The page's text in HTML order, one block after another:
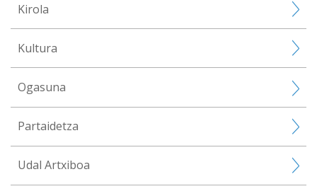
Kirola
Kultura
Ogasuna
Partaidetza
Udal Artxiboa